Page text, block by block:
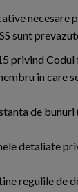
necesare
sunt
privind
in care
de bunuri
detaliate
regulile de